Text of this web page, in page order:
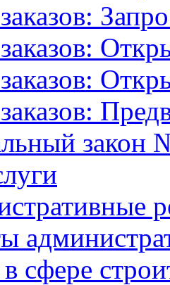
закон
сфере